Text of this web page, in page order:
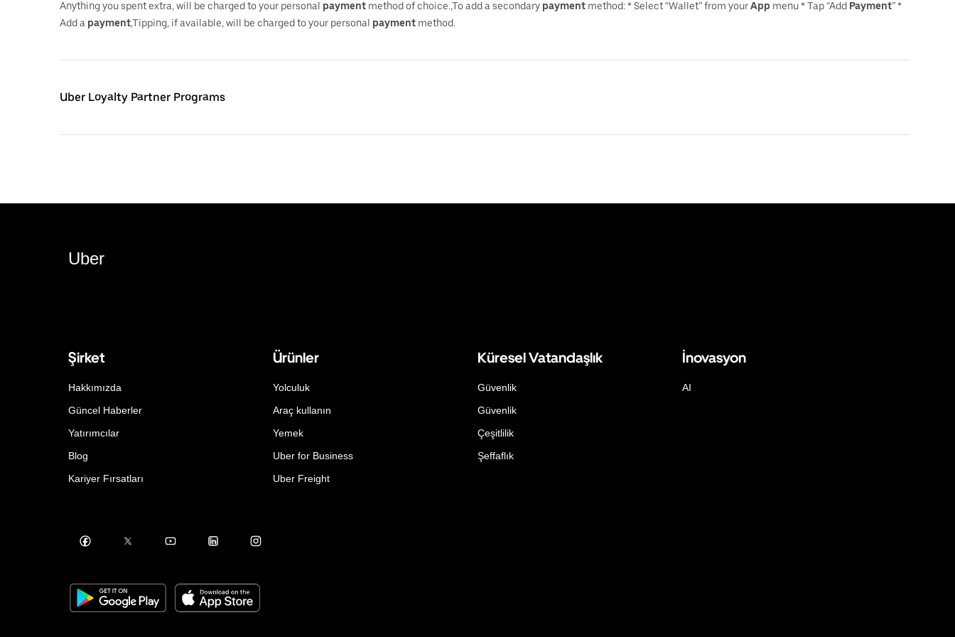
Anything you spent extra, will be charged to your personal payment method of choice.,To add a secondary payment method: * Select “Wallet” from yourApp menu * Tap “Add Payment” *
Add a payment,Tipping, if available, will be charged to your personal payment method.
Uber Loyalty Partner Programs
Uber
Şirket
Hakkımızda
Güncel Haberler
Yatırımcılar
Blog
Kariyer Fırsatları
Ürünler
Yolculuk
Araç kullanın
Yemek
Uber for Business
Uber Freight
Küresel Vatandaşlık
Güvenlik
Güvenlik
Çeşitlilik
Şeffaflık
İnovasyon
AI